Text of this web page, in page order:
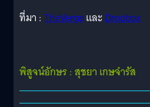
ที่มา : TheVergeและDropbox
พิสูจน์อักษร : สุชยา เกษจำรัส